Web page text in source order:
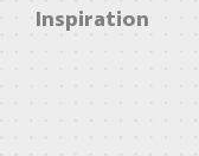
Inspiration